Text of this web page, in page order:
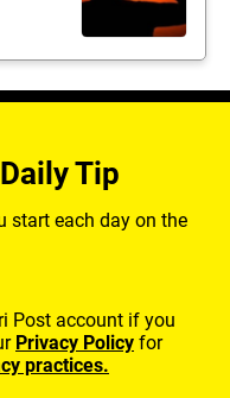
Tip
start each day on the
Post account if you
Privacy Policy for
practices.